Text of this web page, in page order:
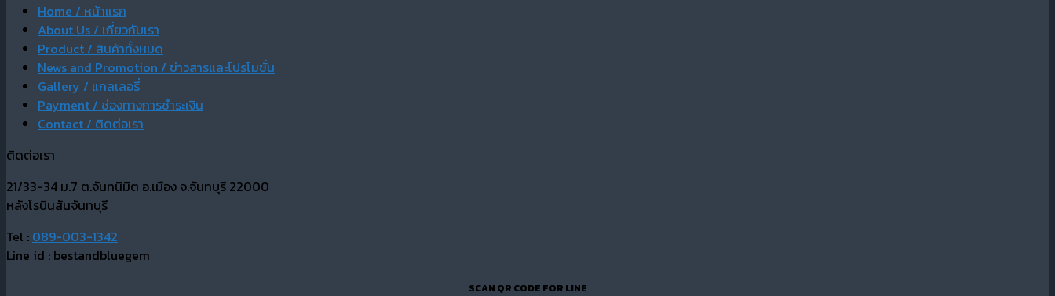
Home / หน้าแรก
About Us / เกี่ยวกับเรา
Product / สินค้าทั้งหมด
News and Promotion / ข่าวสารและโปรโมชั่น
Gallery / แกลเลอรี่
Payment / ช่องทางการชำระเงิน
Contact / ติดต่อเรา
ติดต่อเรา
21/33-34 ม.7 ต.จันทนิมิต อ.เมือง จ.จันทบุรี 22000
หลังโรบินสันจันทบุรี
Tel : 089-003-1342
Line id : bestandbluegem
SCAN QR CODE FOR LINE